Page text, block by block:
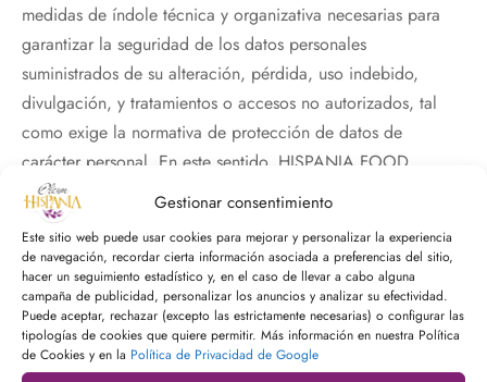
Gestionar consentimiento
Este sitio web puede usar cookies para mejorar y personalizar la experiencia
de navegación, recordar cierta información asociada a preferencias del sitio,
hacer un seguimiento estadístico y, en el caso de llevar a cabo alguna
campaña de publicidad, personalizar los anuncios y analizar su efectividad.
Puede aceptar, rechazar (excepto las estrictamente necesarias) o configurar las
tipologías de cookies que quiere permitir. Más información en nuestra Política
de Cookies y en la Política de Privacidad de Google
medidas de índole técnica y organizativa necesarias para
garantizar la seguridad de los datos personales
suministrados de su alteración, pérdida, uso indebido,
divulgación, y tratamientos o accesos no autorizados, tal
como exige la normativa de protección de datos de
carácter personal. En este sentido, HISPANIA FOOD
garantiza la custodia de los datos objeto de tratamiento,
para lo cual adoptará las medidas pertinentes con tales
fines, siempre de conformidad con el estado de la
tecnología en cada momento.
Nuestras medidas de seguridad son permanentemente
actualizadas de acuerdo con el desarrollo tecnológico y
obligaciones de la normativa en protección de datos.